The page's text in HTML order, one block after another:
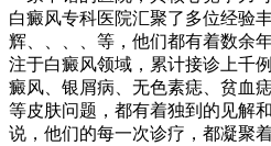
白癜风专科医院汇聚了多位经验
辉、、、、等，他们都有着数余
注于白癜风领域，累计接诊上千
癜风、银屑病、无色素痣、贫血
等皮肤问题，都有着独到的见解
说，他们的每一次诊疗，都凝聚